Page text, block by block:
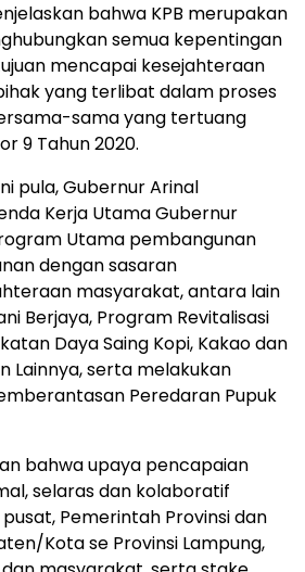
bahwa KPB merupakan
semua kepentingan
mencapai kesejahteraan
yang terlibat dalam proses
sama yang tertuang
9 Tahun 2020.
pula, Gubernur Arinal
Kerja Utama Gubernur
Utama pembangunan
dengan sasaran
masyarakat, antara lain
Berjaya, Program Revitalisasi
Daya Saing Kopi, Kakao dan
Lainnya, serta melakukan
Peredaran Pupuk
bahwa upaya pencapaian
selaras dan kolaboratif
Pemerintah Provinsi dan
Kota se Provinsi Lampung,